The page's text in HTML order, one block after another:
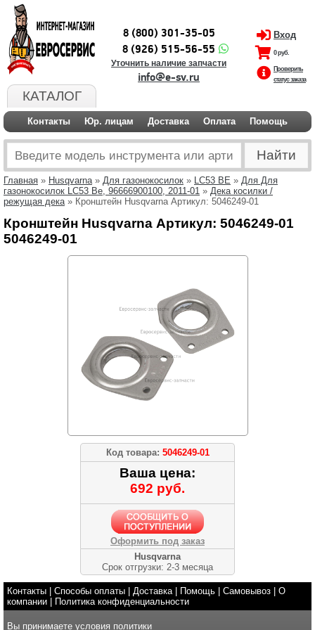
КАТАЛОГ
8 (800) 301-35-05
8 (926) 515-56-55
Уточнить наличие запчасти
info@e-sv.ru
Вход
0 руб.
Проверить
статус заказа
Контакты Юр. лицам Доставка Оплата Помощь
Главная » Husqvarna» Для газонокосилок » LC53 BE » Для Для
газонокосилок LC53 Be, 96666900100, 2011-01 » Дека косилки /
режущая дека» Кронштейн Husqvarna Артикул: 5046249-01
Кронштейн Husqvarna Артикул: 5046249-01
5046249-01
Код товара: 5046249-01
Ваша цена:
692 руб.
Оформить под заказ
Husqvarna
Срок отгрузки: 2-3 месяца
Контакты Способы оплаты Доставка| Помощь Самовывоз
О
компании
Политика конфиденциальности
Вы принимаете условия политики